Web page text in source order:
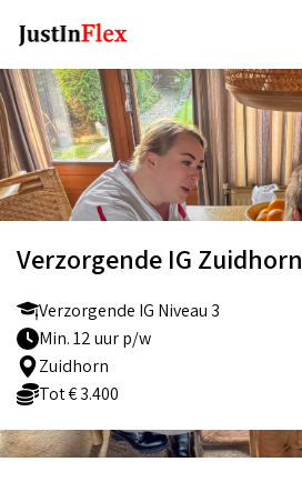
Verzorgende IG Zuidhorn
Verzorgende IG Niveau 3
Min. 12 uur p/w
Zuidhorn
Tot € 3.400